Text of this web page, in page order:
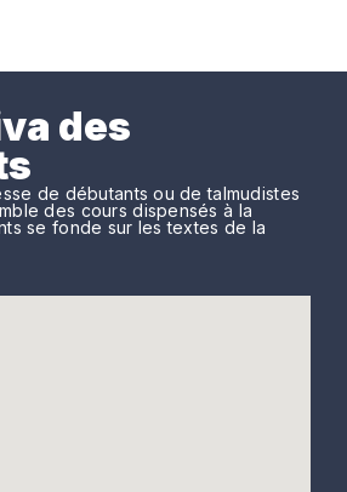
des
de débutants ou de talmudistes
des cours dispensés à la
se fonde sur les textes de la